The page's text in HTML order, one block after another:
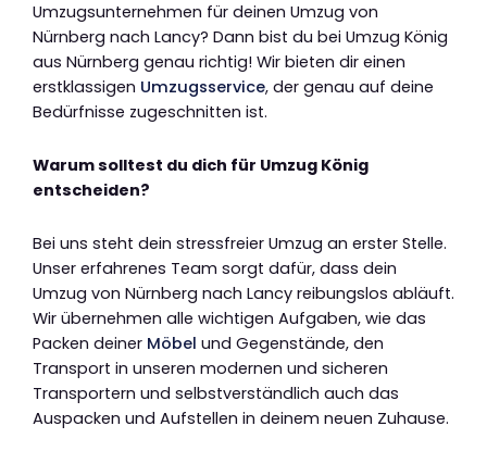
Umzugsunternehmen für deinen Umzug von
Nürnberg nach Lancy? Dann bist du bei Umzug König
aus Nürnberg genau richtig! Wir bieten dir einen
erstklassigen Umzugsservice, der genau auf deine
Bedürfnisse zugeschnitten ist.
Warum solltest du dich für Umzug König
entscheiden?
Bei uns steht dein stressfreier Umzug an erster Stelle.
Unser erfahrenes Team sorgt dafür, dass dein
Umzug von Nürnberg nach Lancy reibungslos abläuft.
Wir übernehmen alle wichtigen Aufgaben, wie das
Packen deiner Möbel und Gegenstände, den
Transport in unseren modernen und sicheren
Transportern und selbstverständlich auch das
Auspacken und Aufstellen in deinem neuen Zuhause.